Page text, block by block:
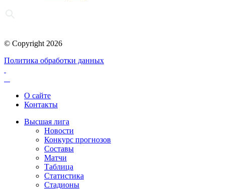
© Copyright 2026
Политика обработки данных
О сайте
Контакты
Высшая лига
Новости
Конкурс прогнозов
Составы
Матчи
Таблица
Статистика
Стадионы